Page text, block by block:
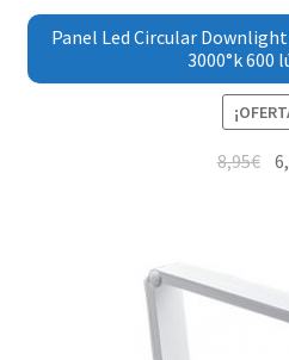
Panel Led Circular
3000°k 600
8,95€